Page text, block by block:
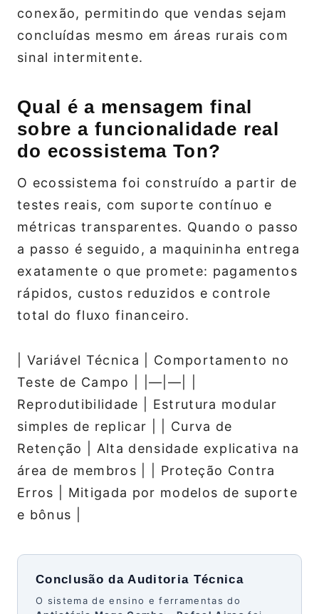
conexão, permitindo que vendas sejam
concluídas mesmo em áreas rurais com
sinal intermitente.
Qual é a mensagem final
sobre a funcionalidade real
do ecossistema Ton?
O ecossistema foi construído a partir de
testes reais, com suporte contínuo e
métricas transparentes. Quando o passo
a passo é seguido, a maquininha entrega
exatamente o que promete: pagamentos
rápidos, custos reduzidos e controle
total do fluxo financeiro.
| Variável Técnica | Comportamento no
Teste de Campo | |—|—| |
Reprodutibilidade | Estrutura modular
simples de replicar | | Curva de
Retenção | Alta densidade explicativa na
área de membros | | Proteção Contra
Erros | Mitigada por modelos de suporte
e bônus |
Conclusão da Auditoria Técnica
O sistema de ensino e ferramentas do